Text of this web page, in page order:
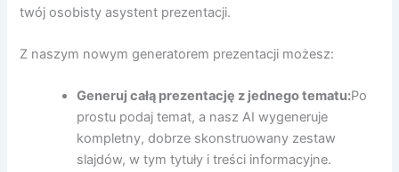
twój osobisty asystent prezentacji.
Z naszym nowym generatorem prezentacji możesz:
Generuj całą prezentację z jednego tematu:Po
prostu podaj temat, a nasz AI wygeneruje
kompletny, dobrze skonstruowany zestaw
slajdów, w tym tytuły i treści informacyjne.